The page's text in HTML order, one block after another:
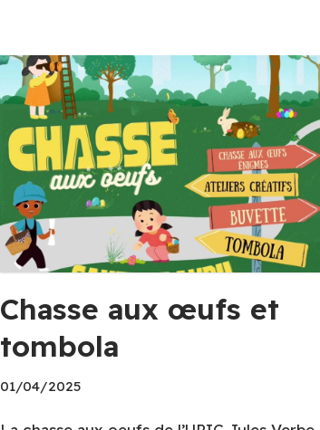
Chasse aux œufs et
tombola
01/04/2025